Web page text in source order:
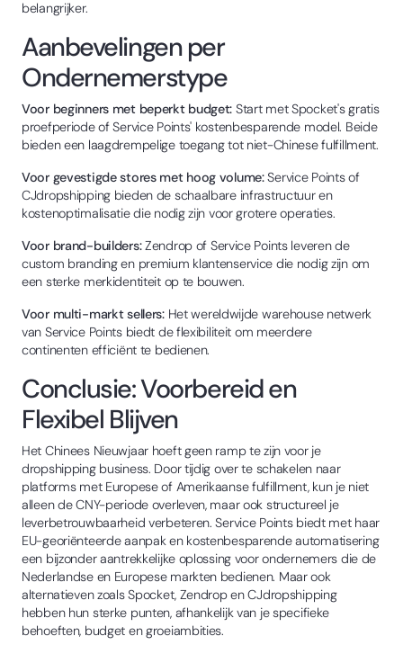
belangrijker.
Aanbevelingen per
Ondernemerstype
Voor beginners met beperkt budget: Start met Spocket's gratis
proefperiode of Service Points' kostenbesparende model. Beide
bieden een laagdrempelige toegang tot niet-Chinese fulfillment.
Voor gevestigde stores met hoog volume:Service Points of
CJdropshipping bieden de schaalbare infrastructuur en
kostenoptimalisatie die nodig zijn voor grotere operaties.
Voor brand-builders:Zendrop of Service Points leveren de
custom branding en premium klantenservice die nodig zijn om
een sterke merkidentiteit op te bouwen.
Voor multi-markt sellers:Het wereldwijde warehouse netwerk
van Service Points biedt de flexibiliteit om meerdere
continenten efficiënt te bedienen.
Conclusie: Voorbereid en
Flexibel Blijven
Het Chinees Nieuwjaar hoeft geen ramp te zijn voor je
dropshipping business. Door tijdig over te schakelen naar
platforms met Europese of Amerikaanse fulfillment, kun je niet
alleen de CNY-periode overleven, maar ook structureel je
leverbetrouwbaarheid verbeteren. Service Points biedt met haar
EU-georiënteerde aanpak en kostenbesparende automatisering
een bijzonder aantrekkelijke oplossing voor ondernemers die de
Nederlandse en Europese markten bedienen. Maar ook
alternatieven zoals Spocket, Zendrop en CJdropshipping
hebben hun sterke punten, afhankelijk van je specifieke
behoeften, budget en groeiambities.